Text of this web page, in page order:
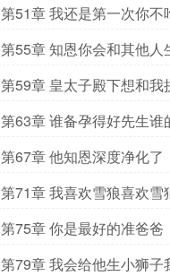
第51章 我还是第一次你不
第55章 知恩你会和其他人
第59章 皇太子殿下想和我
吗
第63章 谁备孕得好先生谁
第67章 他知恩深度净化了
第71章 我喜欢雪狼喜欢雪
第75章 你是最好的准爸爸
第79章 我会给他生小狮子